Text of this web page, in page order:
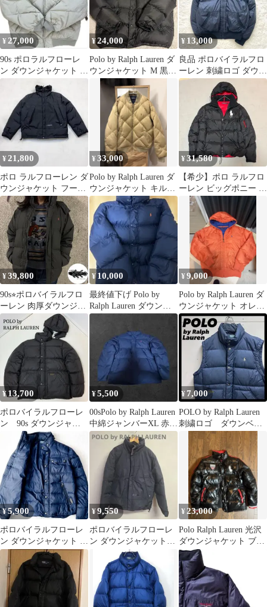
¥ 27,000
90s ポロラルフローレ
ン ダウンジャケット ス
カイライナー型 ベージ
¥24,000
Polo by Ralph Lauren ダ
ウンジャケット M 黒
ポニー刺繍
¥ 13,000
良品 ポロバイラルフロ
ーレン 刺繍ロゴ ダウン
ジャケット XL ネイビ
¥21,800
ポロ ラルフローレン ダ
ウンジャケット フード
付き XL 2way レベル7
¥33,000
Polo by Ralph Lauren ダ
ウンジャケット キルテ
ィング 90s
¥31,580
【希少】ポロ ラルフロ
ーレン ビッグポニー ダ
ウンジャケット 黒×赤
¥39,800
90s⭐︎ポロバイラルフロ
ーレン 肉厚ダウンジャ
ケット 刺繍 カーキ
M〜L
¥ 10,000
最終値下げ Polo by
Ralph Lauren ダウンジ
ャケット L
¥9,000
Polo by Ralph Lauren ダ
ウンジャケット オレン
ジ
¥ 13,700
ポロバイラルフローレ
ン 90s ダウンジャケ
ット ポニーなし 無
地 グレー S
¥5,500
00sPolo by Ralph Lauren
中綿ジャンバーXL 赤刺
繍
¥ 7,000
POLO by Ralph Lauren
刺繍ロゴ ダウンベス
¥5,900
ポロバイラルフローレ
ン ダウンジャケット レ
ザー ネイビー メタルボ
タン 紺
¥9,550
ポロバイラルフローレ
ン ダウンジャケット
2way フード スタンド
カラー M
¥23,000
Polo Ralph Lauren 光沢
ダウンジャケット ブラ
ック